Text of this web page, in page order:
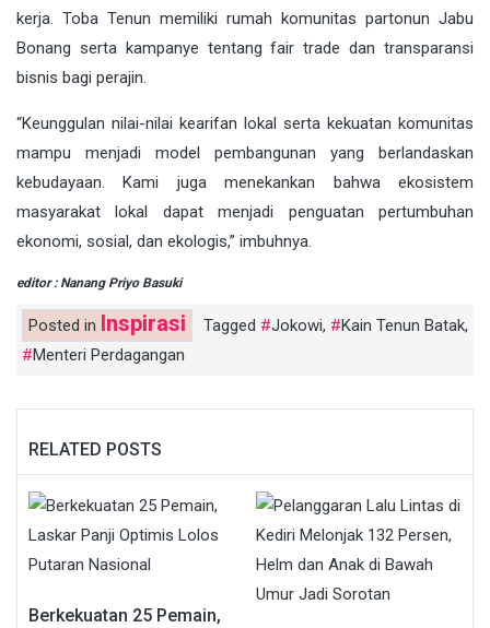
kerja. Toba Tenun memiliki rumah komunitas partonun Jabu
Bonang serta kampanye tentang fair trade dan transparansi
bisnis bagi perajin.
“Keunggulan nilai-nilai kearifan lokal serta kekuatan komunitas
mampu menjadi model pembangunan yang berlandaskan
kebudayaan. Kami juga menekankan bahwa ekosistem
masyarakat lokal dapat menjadi penguatan pertumbuhan
ekonomi, sosial, dan ekologis,” imbuhnya.
editor : Nanang Priyo Basuki
Posted in Inspirasi Tagged Jokowi, Kain Tenun Batak,
Menteri Perdagangan
RELATED POSTS
Berkekuatan 25 Pemain,